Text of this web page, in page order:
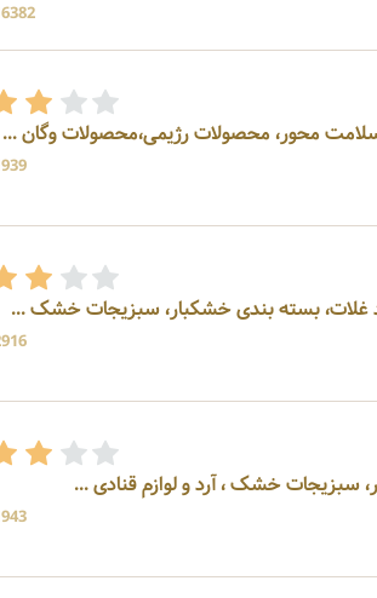
16382
محور، محصولات رژیمی،محصولات وگان ...
1939
آرد غلات، بسته بندی خشکبار، سبزیجات خشک ...
2916
...
1943